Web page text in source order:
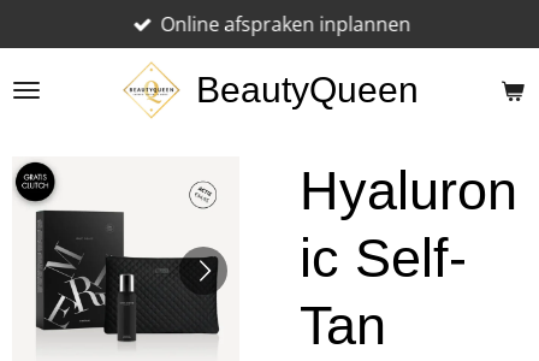
direct
naar
BeautyQueen
Online afspraken inplannen
Hyaluron
ic Self-
Tan